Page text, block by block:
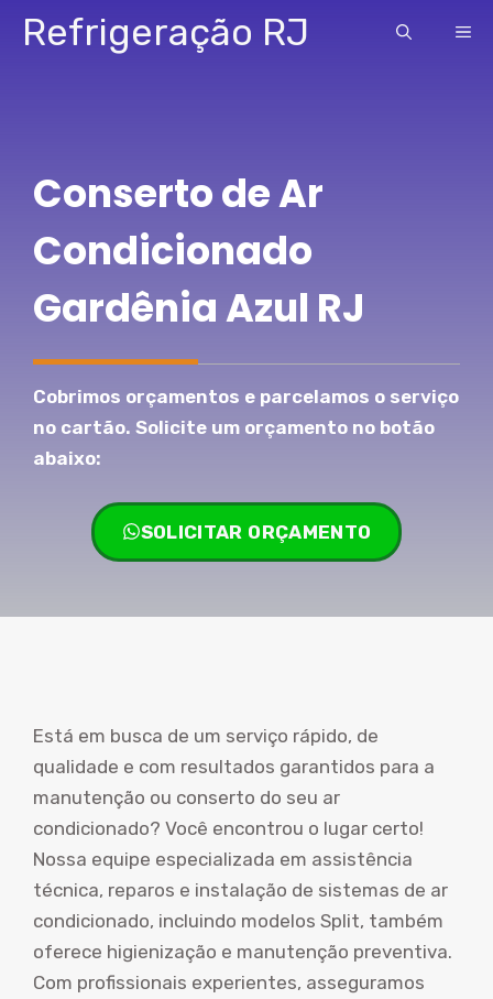
Pular
paraRefrigeração RJ
Conserto de Ar
Condicionado
Gardênia Azul RJ
Cobrimos orçamentos e parcelamos o serviço
no cartão. Solicite um orçamento no botão
abaixo:
SOLICITAR ORÇAMENTO
Está em busca de um serviço rápido, de
qualidade e com resultados garantidos para a
manutenção ou conserto do seu ar
condicionado? Você encontrou o lugar certo!
Nossa equipe especializada em assistência
técnica, reparos e instalação de sistemas de ar
condicionado, incluindo modelos Split, também
oferece higienização e manutenção preventiva.
Com profissionais experientes, asseguramos